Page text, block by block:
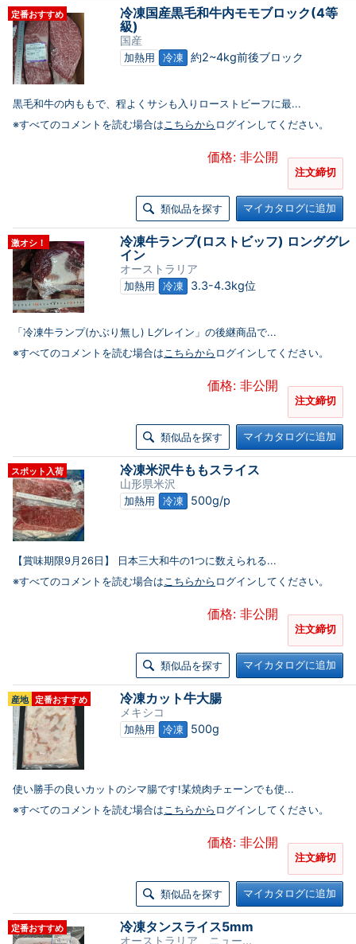
定番おすすめ
冷凍国産黒毛和牛内モモブロック(4等
級)
国産
加熱用 冷凍 約2~4kg前後ブロック
黒毛和牛の内ももで、程よくサシも入りローストビーフに最...
※すべてのコメントを読む場合はこちらから ログインしてください。
価格: 非公開
注文締切
類似品を探す マイカタログに追加
激オシ！
冷凍牛ランプ(ロストビッフ) ロンググレ
イン
オーストラリア
加熱用 冷凍 3.3-4.3kg位
「冷凍牛ランプ(かぶり無し) Lグレイン」の後継商品で...
※すべてのコメントを読む場合はこちらから ログインしてください。
価格: 非公開
注文締切
類似品を探す マイカタログに追加
スポット入荷 冷凍米沢牛ももスライス
山形県米沢
加熱用 冷凍 500g/p
【賞味期限9月26日】 日本三大和牛の1つに数えられる...
※すべてのコメントを読む場合はこちらから ログインしてください。
価格: 非公開
注文締切
類似品を探す マイカタログに追加
産地 定番おすすめ 冷凍カット牛大腸
メキシコ
加熱用 冷凍 500g
使い勝手の良いカットのシマ腸です!某焼肉チェーンでも使...
※すべてのコメントを読む場合はこちらから ログインしてください。
価格: 非公開
注文締切
類似品を探す マイカタログに追加
定番おすすめ 冷凍タンスライス5mm
オーストラリア、ニュー...